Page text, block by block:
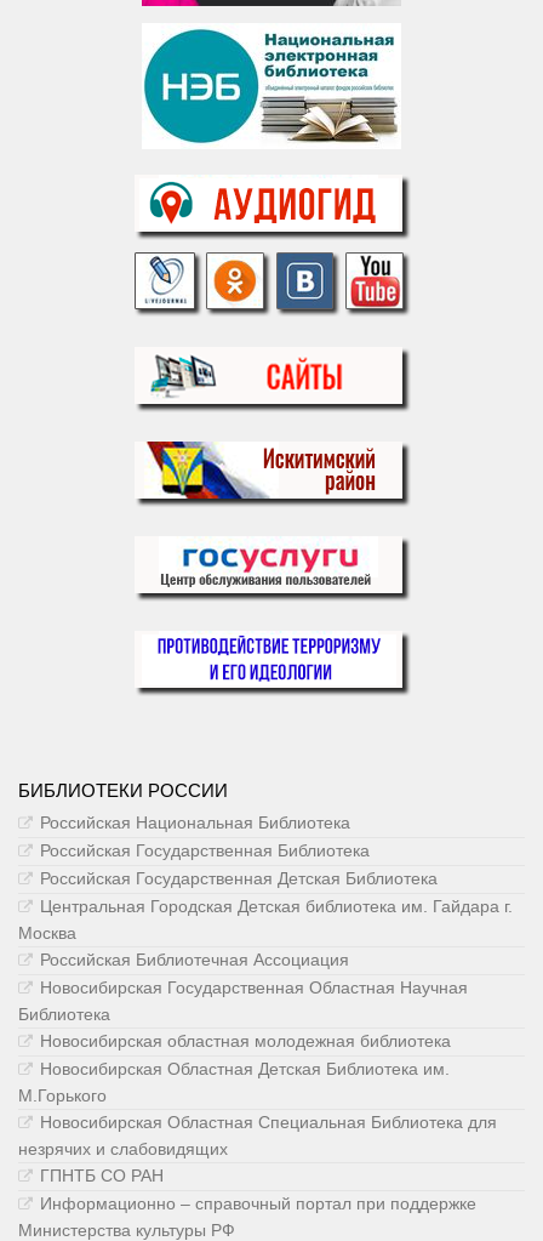
БИБЛИОТЕКИ РОССИИ
Российская Национальная Библиотека
Российская Государственная Библиотека
Российская Государственная Детская Библиотека
Центральная Городская Детская библиотека им. Гайдара г.
Москва
Российская Библиотечная Ассоциация
Новосибирская Государственная Областная Научная
Библиотека
Новосибирская областная молодежная библиотека
Новосибирская Областная Детская Библиотека им.
М.Горького
Новосибирская Областная Специальная Библиотека для
незрячих и слабовидящих
ГПНТБ СО РАН
Информационно – справочный портал при поддержке
Министерства культуры РФ